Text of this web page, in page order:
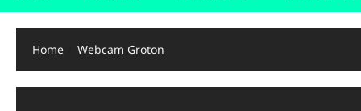
Home Webcam Groton